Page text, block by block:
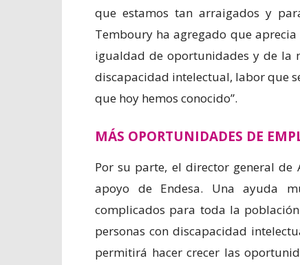
que estamos tan arraigados y
Temboury ha agregado que
igualdad de oportunidades y de la
discapacidad intelectual, labor que
que hoy hemos conocido”.
MÁS OPORTUNIDADES DE
Por su parte, el director general de
apoyo de Endesa. Una ayuda
complicados para toda la
personas con discapacidad
permitirá hacer crecer las